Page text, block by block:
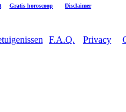
Gratis horoscoop Disclaimer
F.A.Q. Privacy